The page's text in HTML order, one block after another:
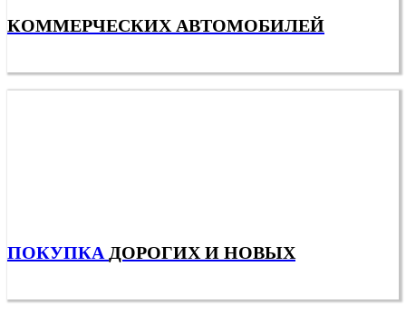
КОММЕРЧЕСКИХ АВТОМОБИЛЕЙ
ПОКУПКА ДОРОГИХ И НОВЫХ